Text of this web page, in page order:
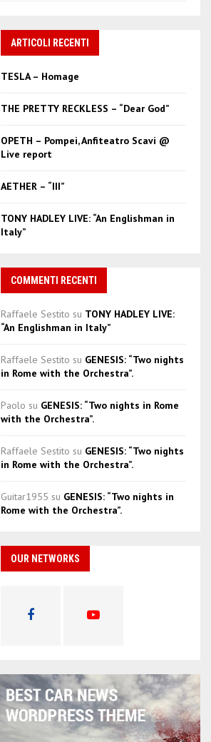
h
f
ARTICOLI RECENTI
TESLA – Homage
THE PRETTY RECKLESS – “Dear God”
OPETH – Pompei, Anfiteatro Scavi @
Live report
AETHER – “III”
TONY HADLEY LIVE: “An Englishman in
Italy”
COMMENTI RECENTI
Raffaele Sestito su TONY HADLEY LIVE:
“An Englishman in Italy”
Raffaele Sestito su GENESIS: “Two nights
in Rome with the Orchestra”.
Paolo su GENESIS: “Two nights in Rome
with the Orchestra”.
Raffaele Sestito su GENESIS: “Two nights
in Rome with the Orchestra”.
Guitar1955 su GENESIS: “Two nights in
Rome with the Orchestra”.
OUR NETWORKS